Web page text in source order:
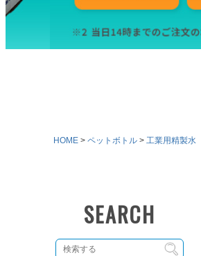
HOME ペットボトル 工業用精製水